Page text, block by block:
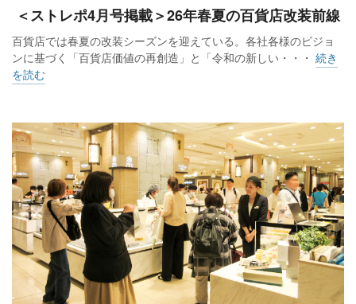
＜ストレポ4月号掲載＞26年春夏の百貨店改装前線
百貨店では春夏の改装シーズンを迎えている。各社各様のビジョ
ンに基づく「百貨店価値の再創造」と「令和の新しい・・・ 続き
を読む